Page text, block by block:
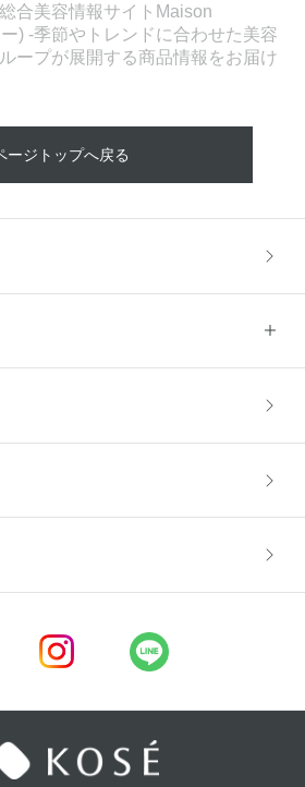
合美容情報サイトMaison
) -季節やトレンドに合わせた美容
ープが展開する商品情報をお届け
ージトップへ戻る